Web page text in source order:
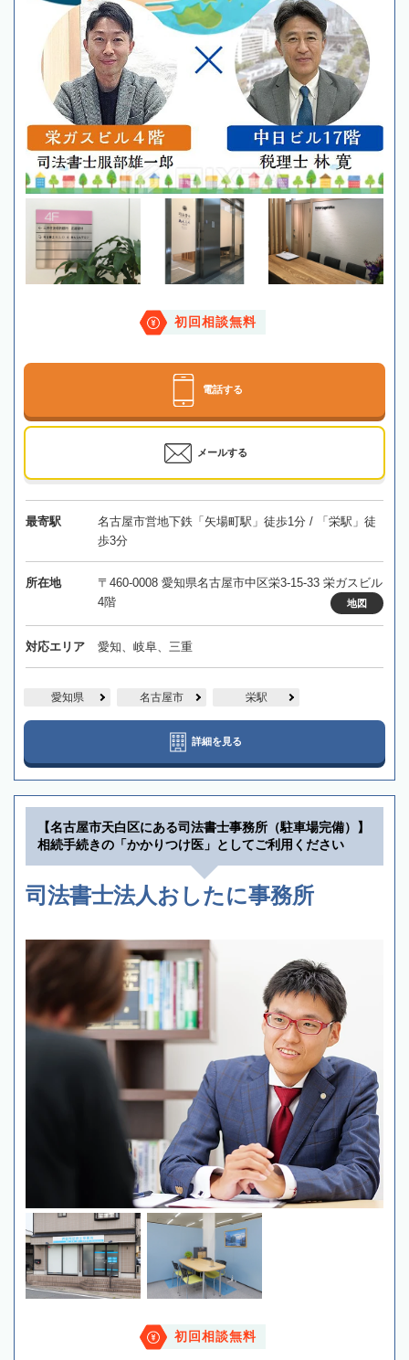
初回相談無料
電話する
メールする
最寄駅
名古屋市営地下鉄「矢場町駅」徒歩1分 / 「栄駅」徒
歩3分
所在地
〒460-0008 愛知県名古屋市中区栄3-15-33 栄ガスビル
4階
地図
対応エリア 愛知、岐阜、三重
愛知県 名古屋市 栄駅
詳細を見る
【名古屋市天白区にある司法書士事務所（駐車場完備）】
相続手続きの「かかりつけ医」としてご利用ください
司法書士法人おしたに事務所
初回相談無料